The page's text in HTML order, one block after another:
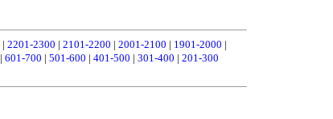
| 2201-2300 | 2101-2200 | 2001-2100 | 1901-2000 |
| 601-700 | 501-600 | 401-500 | 301-400 | 201-300